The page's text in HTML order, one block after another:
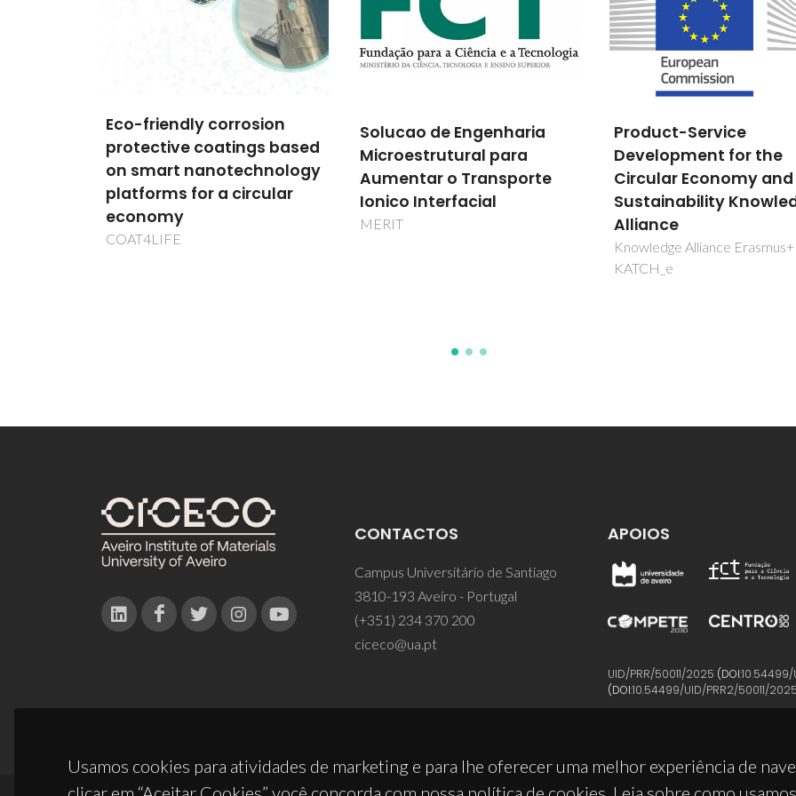
Solucao de Engenharia
Microestrutural para
Aumentar o Transporte
Ionico Interfacial
MERIT
Product-Service
Development for the
Circular Economy and
Sustainability Knowledge
Alliance
Biosensor à base de IgY
para a deteção de
microrganismos
SPY
Usamos cookies para atividades de marketing e para lhe oferecer uma melhor experiência de
CONTACTOS
Campus Universitário de Santiago
3810-193 Aveiro - Portugal
(+351) 234 370 200
ciceco@ua.pt
APOIOS
UID/PRR/50011/2025 (DOI:10.54499/
(DOI:10.54499/UID/PRR2/50011/2025